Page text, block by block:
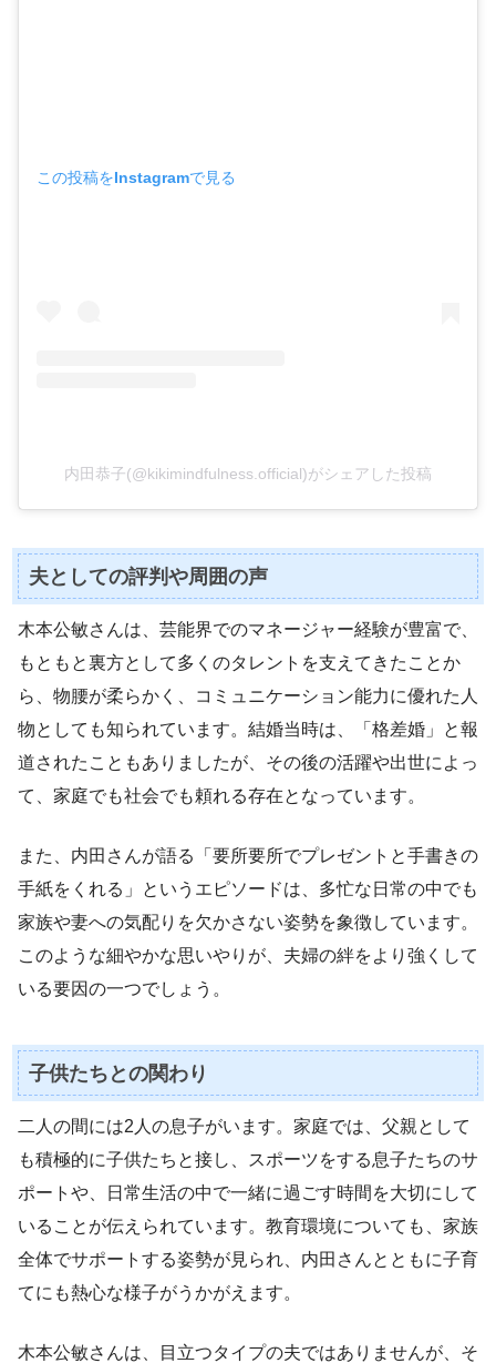
この投稿をInstagramで見る
内田恭子(@kikimindfulness.official)がシェアした投稿
夫としての評判や周囲の声
木本公敏さんは、芸能界でのマネージャー経験が豊富で、
もともと裏方として多くのタレントを支えてきたことか
ら、物腰が柔らかく、コミュニケーション能力に優れた人
物としても知られています。結婚当時は、「格差婚」と報
道されたこともありましたが、その後の活躍や出世によっ
て、家庭でも社会でも頼れる存在となっています。
また、内田さんが語る「要所要所でプレゼントと手書きの
手紙をくれる」というエピソードは、多忙な日常の中でも
家族や妻への気配りを欠かさない姿勢を象徴しています。
このような細やかな思いやりが、夫婦の絆をより強くして
いる要因の一つでしょう。
子供たちとの関わり
二人の間には2人の息子がいます。家庭では、父親として
も積極的に子供たちと接し、スポーツをする息子たちのサ
ポートや、日常生活の中で一緒に過ごす時間を大切にして
いることが伝えられています。教育環境についても、家族
全体でサポートする姿勢が見られ、内田さんとともに子育
てにも熱心な様子がうかがえます。
木本公敏さんは、目立つタイプの夫ではありませんが、そ